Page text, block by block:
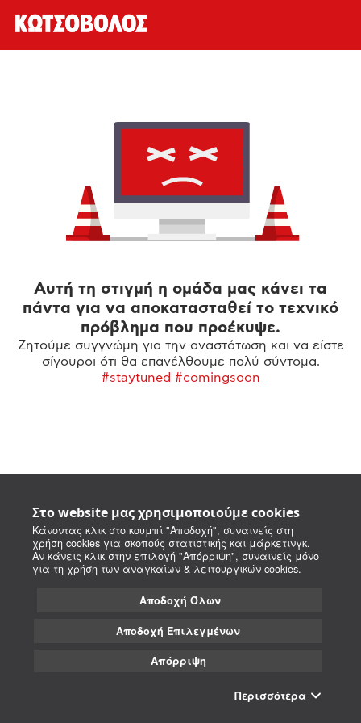
Στο website μας χρησιμοποιούμε cookies
Κάνοντας κλικ στο κουμπί "Αποδοχή", συναινείς στη
χρήση cookies για σκοπούς στατιστικής και μάρκετινγκ.
Αν κάνεις κλικ στην επιλογή "Απόρριψη", συναινείς μόνο
για τη χρήση των αναγκαίων & λειτουργικών cookies.
Αποδοχή Όλων
Αποδοχή Επιλεγμένων
Απόρριψη
Περισσότερα
Αυτή τη στιγμή η ομάδα μας κάνει τα
πάντα για να αποκατασταθεί το τεχνικό
πρόβλημα που προέκυψε.
Ζητούμε συγγνώμη για την αναστάτωση και να είστε
σίγουροι ότι θα επανέλθουμε πολύ σύντομα.
#staytuned #comingsoon